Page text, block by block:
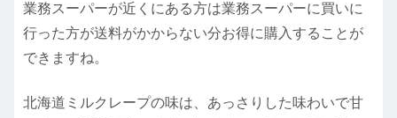
業務スーパーが近くにある方は業務スーパーに買いに
行った方が送料がかからない分お得に購入することが
できますね。
北海道ミルクレープの味は、あっさりした味わいで甘